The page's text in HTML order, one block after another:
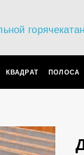
КВАДРАТ ПОЛОСА